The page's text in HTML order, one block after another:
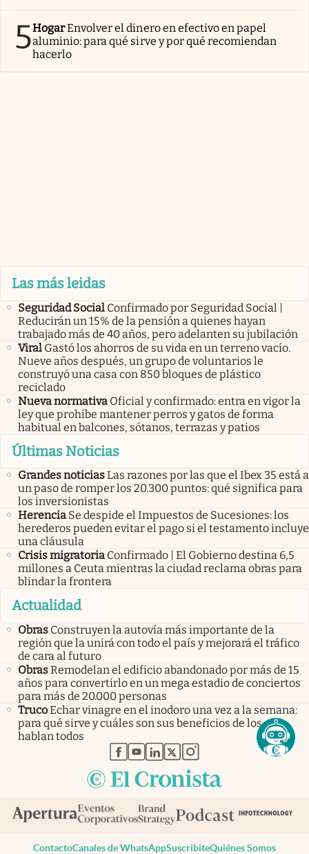
5HogarEnvolver el dinero en efectivo en papel
aluminio: para qué sirve y por qué recomiendan
hacerlo
Las más leidas
Seguridad Social Confirmado por Seguridad Social |
Reducirán un 15% de la pensión a quienes hayan
trabajado más de 40 años, pero adelanten su jubilación
Viral Gastó los ahorros de su vida en un terreno vacío.
Nueve años después, un grupo de voluntarios le
construyó una casa con 850 bloques de plástico
reciclado
Nueva normativa Oficial y confirmado: entra en vigor la
ley que prohíbe mantener perros y gatos de forma
habitual en balcones, sótanos, terrazas y patios
Últimas Noticias
Grandes noticiasLas razones por las que el Ibex 35 está a
un paso de romper los 20.300 puntos: qué significa para
los inversionistas
Herencia Se despide el Impuestos de Sucesiones: los
herederos pueden evitar el pago si el testamento incluye
una cláusula
Crisis migratoria Confirmado | El Gobierno destina 6,5
millones a Ceuta mientras la ciudad reclama obras para
blindar la frontera
Actualidad
Obras Construyen la autovía más importante de la
región que la unirá con todo el país y mejorará el tráfico
de cara al futuro
ObrasRemodelan el edificio abandonado por más de 15
años para convertirlo en un mega estadio de conciertos
para más de 20.000 personas
TrucoEchar vinagre en el inodoro una vez a la semana:
para qué sirve y cuáles son sus beneficios de los que
hablan todos
abre en nueva pestaña
abre en nueva pestaña
abre en nueva pestaña
abre en nueva pestaña
abre en nueva pestaña
ContactoCanales de WhatsAppSuscribiteQuiénes Somos